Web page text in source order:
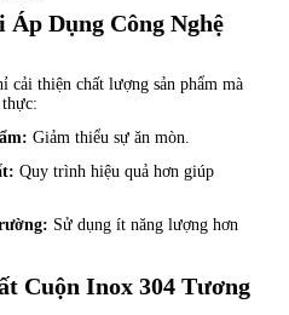
Dụng Công Nghệ
cải thiện chất lượng sản phẩm mà
Giảm thiểu sự ăn mòn.
Quy trình hiệu quả hơn giúp
Sử dụng ít năng lượng hơn
Cuộn Inox 304 Tương